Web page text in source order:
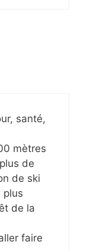
santé,
mètres
de
de ski
plus
de la
faire